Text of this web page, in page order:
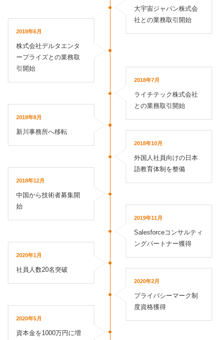
大宇宙ジャパン株式会
社との業務取引開始
2018年6月
株式会社デルタエンタ
ープライズとの業務取
引開始
2018年7月
ライチテック株式会社
との業務取引開始
2018年8月
新川事務所へ移転
2018年10月
外国人社員向けの日本
語教育体制を整備
2018年12月
中国から技術者募集開
始
2019年11月
Salesforceコンサルティ
ングパートナー獲得
2020年1月
社員人数20名突破
2020年2月
プライバシーマーク制
度資格獲得
2020年5月
資本金を1000万円に増